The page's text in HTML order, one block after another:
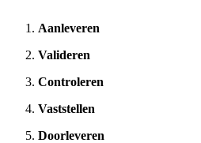
Aanleveren
Valideren
Controleren
Vaststellen
Doorleveren